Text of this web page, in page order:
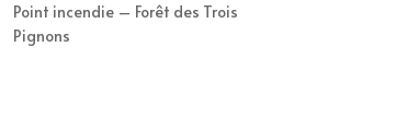
Point incendie – Forêt des Trois
Pignons